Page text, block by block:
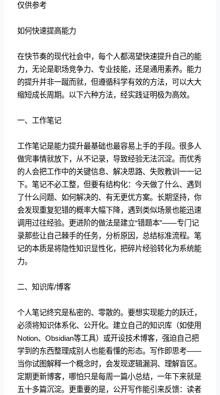
仅供参考
如何快速提高能力
在快节奏的现代社会中，每个人都渴望快速提升自己的能
力，无论是职场竞争力、专业技能，还是通用素养。能力
的提升并非一蹴而就，但遵循科学有效的方法，可以大大
缩短成长周期。以下六种方法，经实践证明极为高效。
一、工作笔记
工作笔记是能力提升最基础也最容易上手的手段。很多人
做完事情就放下，从不记录，导致经验无法沉淀。而优秀
的人会把工作中的关键信息、解决思路、失败教训一一记
下。笔记不必工整，但要有结构化：今天做了什么、遇到
了什么问题、如何解决的、有无更优方案。长期坚持，你
会发现重复犯错的概率大幅下降，遇到类似场景也能迅速
调用过往经验。更进阶的做法是建立“错题本”——专门记
录那些让自己棘手的任务，分析原因，总结标准流程。笔
记的本质是将隐性知识显性化，把碎片经验转化为系统能
力。
二、知识库/博客
个人笔记终究是私密的、零散的。要想实现能力的跃迁，
必须将知识体系化、公开化。建立自己的知识库（如使用
Notion、Obsidian等工具）或开设技术博客，强迫自己把
学到的东西整理成别人也能看懂的形态。写作即思考——
当你试图解释一个概念时，会发现逻辑漏洞、理解盲区。
定期更新博客，哪怕只是每周一篇小总结，一年下来就是
五十多篇沉淀。更重要的是，公开写作能引来反馈：读者